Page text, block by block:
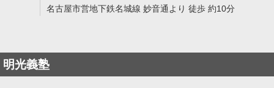
名古屋市営地下鉄名城線 妙音通より 徒歩 約10分
明光義塾